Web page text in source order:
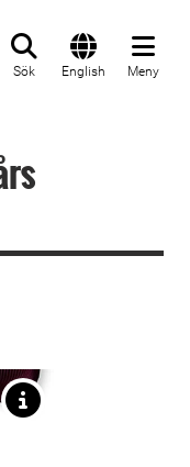
Sök English Meny